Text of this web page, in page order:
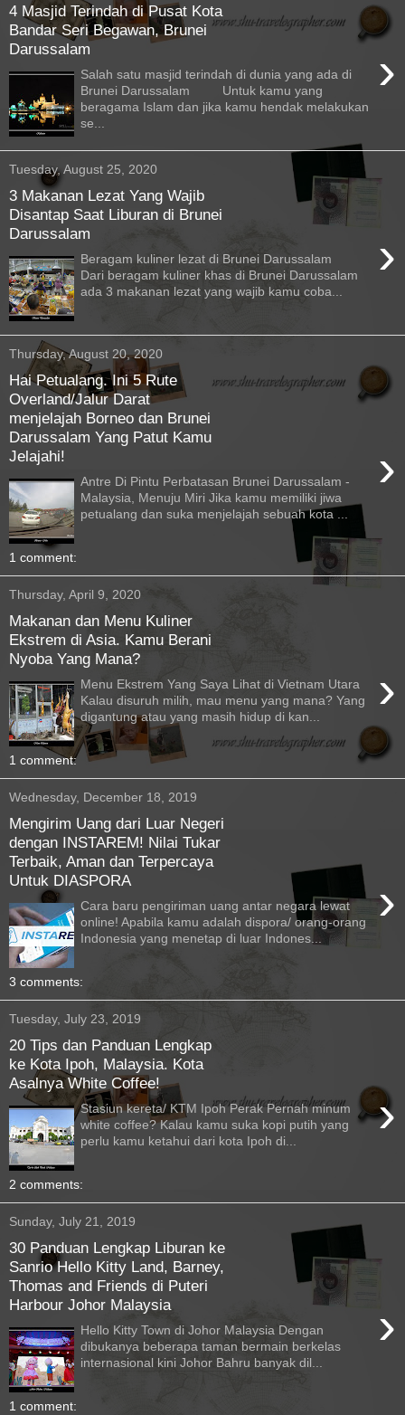
4 Masjid Terindah di Pusat Kota
Bandar Seri Begawan, Brunei
Darussalam
›
Salah satu masjid terindah di dunia yang ada di
Brunei Darussalam Untuk kamu yang
beragama Islam dan jika kamu hendak melakukan
se...
Tuesday, August 25, 2020
3 Makanan Lezat Yang Wajib
Disantap Saat Liburan di Brunei
Darussalam
›
Beragam kuliner lezat di Brunei Darussalam
Dari beragam kuliner khas di Brunei Darussalam
ada 3 makanan lezat yang wajib kamu coba...
Thursday, August 20, 2020
Hai Petualang. Ini 5 Rute
Overland/Jalur Darat
menjelajah Borneo dan Brunei
Darussalam Yang Patut Kamu
Jelajahi!
›
Antre Di Pintu Perbatasan Brunei Darussalam -
Malaysia, Menuju Miri Jika kamu memiliki jiwa
petualang dan suka menjelajah sebuah kota ...
1 comment:
Thursday, April 9, 2020
Makanan dan Menu Kuliner
Ekstrem di Asia. Kamu Berani
Nyoba Yang Mana?
›
Menu Ekstrem Yang Saya Lihat di Vietnam Utara
Kalau disuruh milih, mau menu yang mana? Yang
digantung atau yang masih hidup di kan...
1 comment:
Wednesday, December 18, 2019
Mengirim Uang dari Luar Negeri
dengan INSTAREM! Nilai Tukar
Terbaik, Aman dan Terpercaya
Untuk DIASPORA
›
Cara baru pengiriman uang antar negara lewat
online! Apabila kamu adalah dispora/ orang-orang
Indonesia yang menetap di luar Indones...
3 comments:
Tuesday, July 23, 2019
20 Tips dan Panduan Lengkap
ke Kota Ipoh, Malaysia. Kota
Asalnya White Coffee!
›
Stasiun kereta/ KTM Ipoh Perak Pernah minum
white coffee? Kalau kamu suka kopi putih yang
perlu kamu ketahui dari kota Ipoh di...
2 comments:
Sunday, July 21, 2019
30 Panduan Lengkap Liburan ke
Sanrio Hello Kitty Land, Barney,
Thomas and Friends di Puteri
Harbour Johor Malaysia
›
Hello Kitty Town di Johor Malaysia Dengan
dibukanya beberapa taman bermain berkelas
internasional kini Johor Bahru banyak dil...
1 comment: